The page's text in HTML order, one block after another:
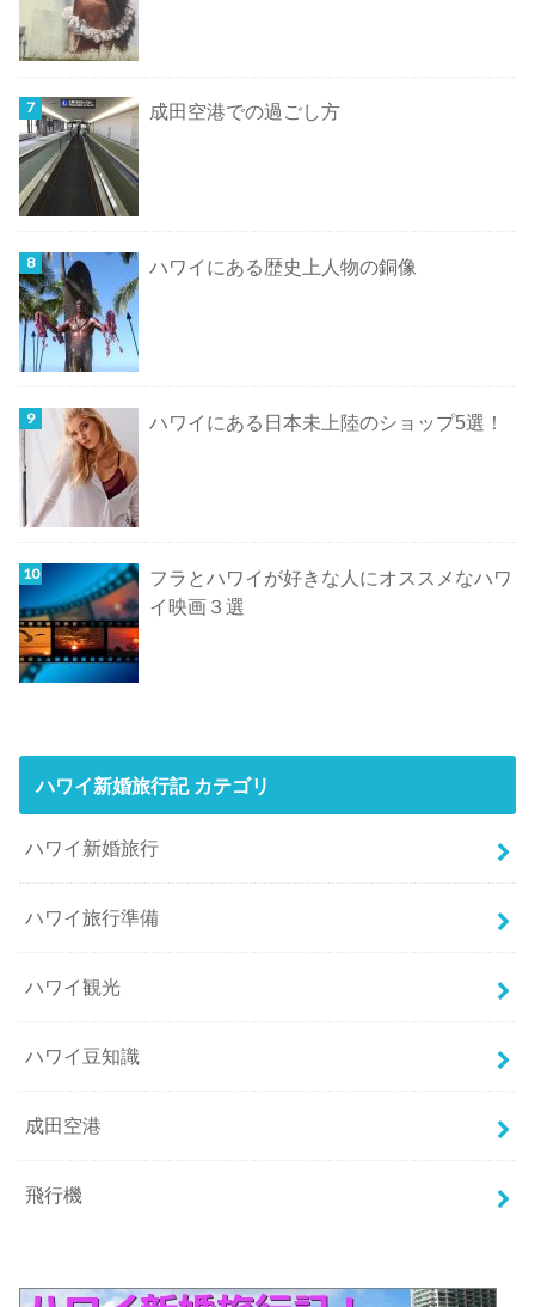
成田空港での過ごし方
ハワイにある歴史上人物の銅像
ハワイにある日本未上陸のショップ5選！
フラとハワイが好きな人にオススメなハワ
イ映画３選
ハワイ新婚旅行記 カテゴリ
ハワイ新婚旅行
ハワイ旅行準備
ハワイ観光
ハワイ豆知識
成田空港
飛行機